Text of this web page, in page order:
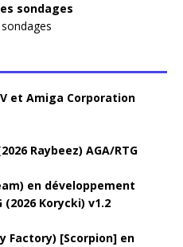
sondages
et Amiga Corporation
Raybeez) AGA/RTG
en développement
(2026 Korycki) v1.2
Factory) [Scorpion] en